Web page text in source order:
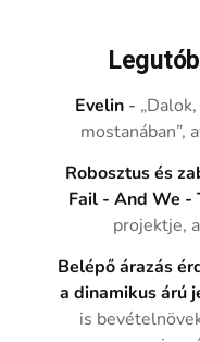
Evelin -
mostanában”,
Robosztus és
Fail - And We -
projektje,
Belépő árazás
a dinamikus árú
is